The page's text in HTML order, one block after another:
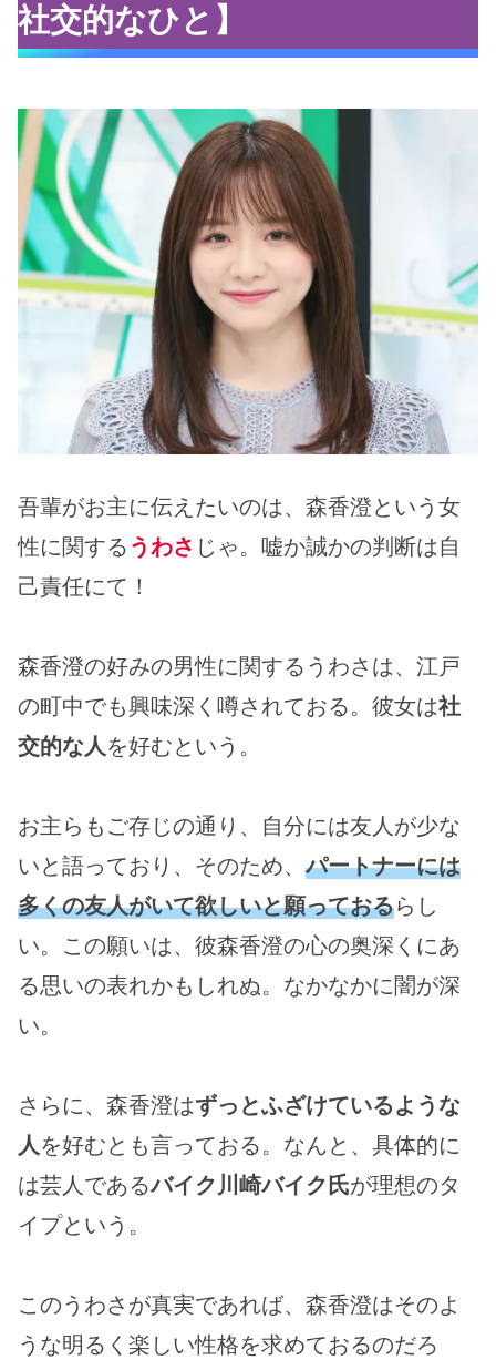
社交的なひと】
吾輩がお主に伝えたいのは、森香澄という女
性に関する うわさ じゃ。嘘か誠かの判断は自
己責任にて！
森香澄の好みの男性に関するうわさは、江戸
の町中でも興味深く噂されておる。彼女は社
交的な人を好むという。
お主らもご存じの通り、自分には友人が少な
いと語っており、そのため、パートナーには
多くの友人がいて欲しいと願っておるらし
い。この願いは、彼森香澄の心の奥深くにあ
る思いの表れかもしれぬ。なかなかに闇が深
い。
さらに、森香澄はずっとふざけているような
人を好むとも言っておる。なんと、具体的に
は芸人であるバイク川崎バイク氏が理想のタ
イプという。
このうわさが真実であれば、森香澄はそのよ
うな明るく楽しい性格を求めておるのだろ